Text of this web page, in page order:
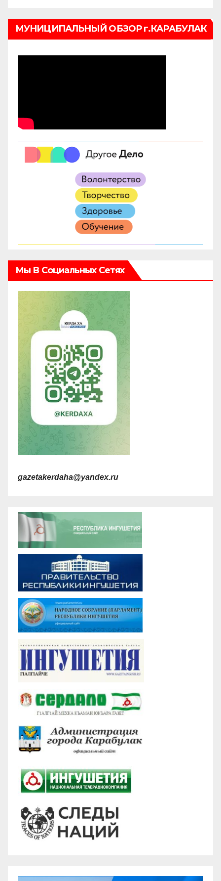
МУНИЦИПАЛЬНЫЙ ОБЗОР г.КАРАБУЛАК
Мы В Социальных Сетях
gazetakerdaha@yandex.ru